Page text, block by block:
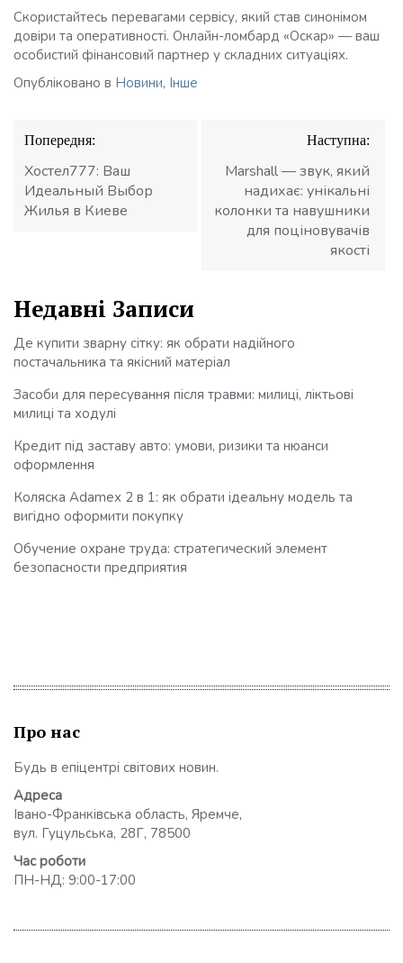
Скористайтесь перевагами сервісу, який став синонімом
довіри та оперативності. Онлайн-ломбард «Оскар» — ваш
особистий фінансовий партнер у складних ситуаціях.
Опубліковано в Новини, Інше
Навігація
записів
Попередня:
Хостел777: Ваш
Идеальный Выбор
Жилья в Киеве
Наступна:
Marshall — звук, який
надихає: унікальні
колонки та навушники
для поціновувачів
якості
Недавні Записи
Де купити зварну сітку: як обрати надійного
постачальника та якісний матеріал
Засоби для пересування після травми: милиці, ліктьові
милиці та ходулі
Кредит під заставу авто: умови, ризики та нюанси
оформлення
Коляска Adamex 2 в 1: як обрати ідеальну модель та
вигідно оформити покупку
Обучение охране труда: стратегический элемент
безопасности предприятия
Про нас
Будь в епіцентрі світових новин.
Адреса
Івано-Франківська область, Яремче,
вул. Гуцульська, 28Г, 78500
Час роботи
ПН-НД: 9:00-17:00